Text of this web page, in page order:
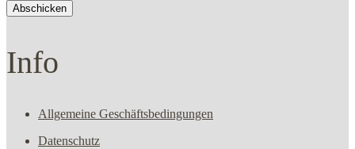
Info
Allgemeine Geschäftsbedingungen
Datenschutz